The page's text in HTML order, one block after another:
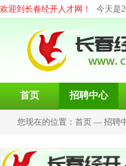
欢迎到长春经开人才网！ 今天是
首页 招聘中心
您现在的位置： 首页 — 招聘